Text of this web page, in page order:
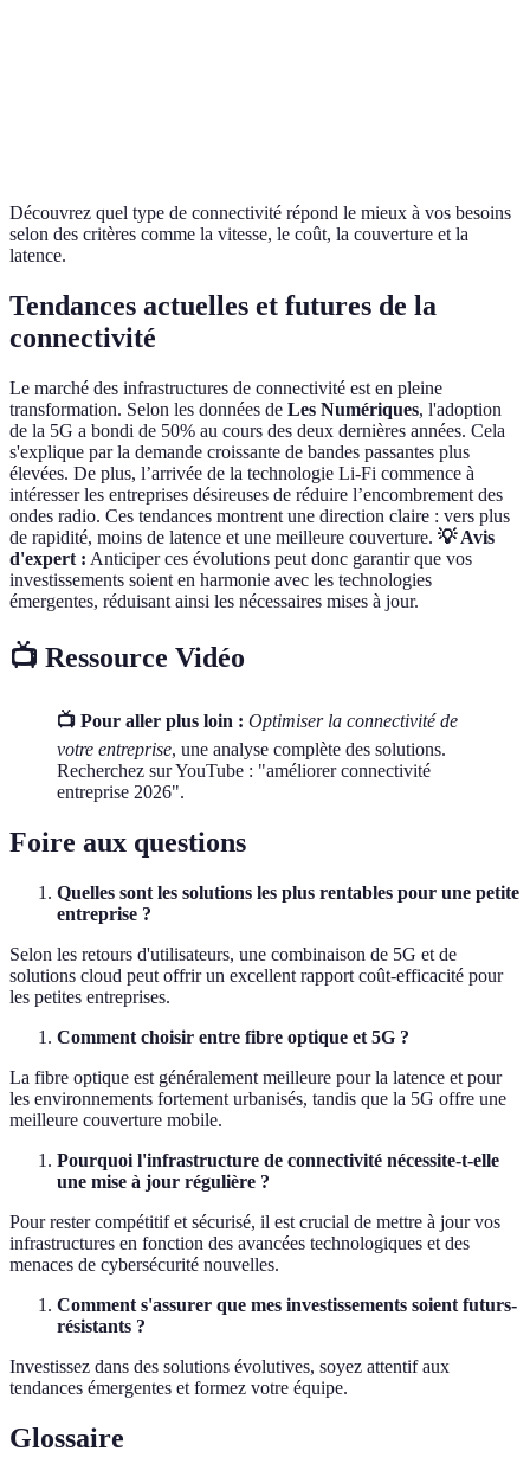
Découvrez quel type de connectivité répond le mieux à vos besoins
selon des critères comme la vitesse, le coût, la couverture et la
latence.
Tendances actuelles et futures de la
connectivité
Le marché des infrastructures de connectivité est en pleine
transformation. Selon les données de Les Numériques, l'adoption
de la 5G a bondi de 50% au cours des deux dernières années. Cela
s'explique par la demande croissante de bandes passantes plus
élevées. De plus, l’arrivée de la technologie Li-Fi commence à
intéresser les entreprises désireuses de réduire l’encombrement des
ondes radio. Ces tendances montrent une direction claire : vers plus
de rapidité, moins de latence et une meilleure couverture. 💡 Avis
d'expert : Anticiper ces évolutions peut donc garantir que vos
investissements soient en harmonie avec les technologies
émergentes, réduisant ainsi les nécessaires mises à jour.
📺 Ressource Vidéo
📺 Pour aller plus loin : Optimiser la connectivité de
votre entreprise, une analyse complète des solutions.
Recherchez sur YouTube : "améliorer connectivité
entreprise 2026".
Foire aux questions
Quelles sont les solutions les plus rentables pour une petite
entreprise ?
Selon les retours d'utilisateurs, une combinaison de 5G et de
solutions cloud peut offrir un excellent rapport coût-efficacité pour
les petites entreprises.
Comment choisir entre fibre optique et 5G ?
La fibre optique est généralement meilleure pour la latence et pour
les environnements fortement urbanisés, tandis que la 5G offre une
meilleure couverture mobile.
Pourquoi l'infrastructure de connectivité nécessite-t-elle
une mise à jour régulière ?
Pour rester compétitif et sécurisé, il est crucial de mettre à jour vos
infrastructures en fonction des avancées technologiques et des
menaces de cybersécurité nouvelles.
Comment s'assurer que mes investissements soient futurs-
résistants ?
Investissez dans des solutions évolutives, soyez attentif aux
tendances émergentes et formez votre équipe.
Glossaire